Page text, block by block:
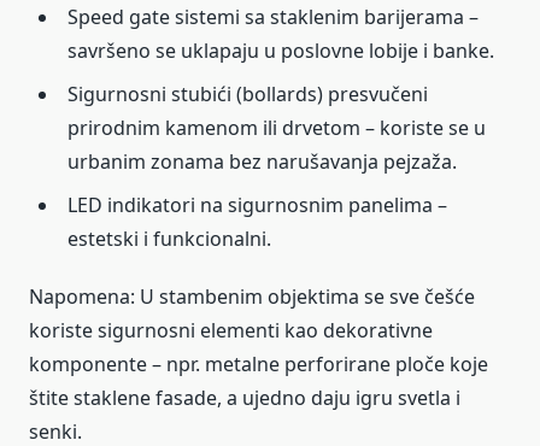
Speed gate sistemi sa staklenim barijerama –
savršeno se uklapaju u poslovne lobije i banke.
Sigurnosni stubići (bollards) presvučeni
prirodnim kamenom ili drvetom – koriste se u
urbanim zonama bez narušavanja pejzaža.
LED indikatori na sigurnosnim panelima –
estetski i funkcionalni.
Napomena: U stambenim objektima se sve češće
koriste sigurnosni elementi kao dekorativne
komponente – npr. metalne perforirane ploče koje
štite staklene fasade, a ujedno daju igru svetla i
senki.